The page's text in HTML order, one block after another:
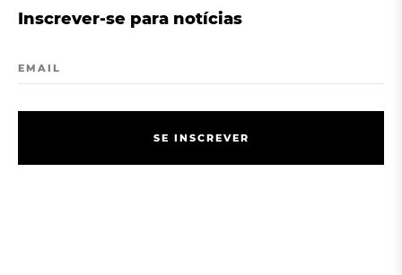
Inscrever-se para notícias
EMAIL
SE I NSCREVER